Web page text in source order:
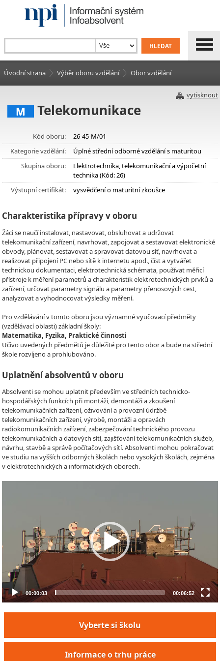
Úvodní strana Výběr oboru vzdělání Obor vzdělání
vytisknout
M Telekomunikace
Kód oboru:
26-45-M/01
Kategorie vzdělání:
Úplné střední odborné vzdělání s maturitou
Skupina oboru:
Elektrotechnika, telekomunikační a výpočetní
technika (Kód: 26)
Výstupní certifikát:
vysvědčení o maturitní zkoušce
Charakteristika přípravy v oboru
Žáci se naučí instalovat, nastavovat, obsluhovat a udržovat
telekomunikační zařízení, navrhovat, zapojovat a sestavovat elektronické
obvody, plánovat, sestavovat a spravovat datovou síť, navrhovat a
realizovat připojení PC nebo sítě k internetu apod., číst a vytvářet
technickou dokumentaci, elektrotechnická schémata, používat měřicí
přístroje k měření parametrů a charakteristik elektrotechnických prvků a
zařízení, určovat parametry signálu a parametry přenosových cest,
analyzovat a vyhodnocovat výsledky měření.
Pro vzdělávání v tomto oboru jsou významné vyučovací předměty
(vzdělávací oblasti) základní školy:
Matematika, Fyzika, Praktické činnosti
Učivo uvedených předmětů je důležité pro tento obor a bude na střední
škole rozvíjeno a prohlubováno.
Uplatnění absolventů v oboru
Absolventi se mohou uplatnit především ve středních technicko-
hospodářských funkcích při montáži, demontáži a zkoušení
telekomunikačních zařízení, oživování a provozní údržbě
telekomunikačních zařízení, výrobě, montáži a opravách
radiokomunikačních zařízení, zabezpečování technického provozu
telekomunikačních a datových sítí, zajišťování telekomunikačních služeb,
návrhu, stavbě a správě počítačových sítí. Absolventi mohou pokračovat
ve studiu na vyšších odborných školách nebo vysokých školách, zejména
v elektrotechnických a informatických oborech.
00:00:03 00:06:52
Vyberte si školu
Informace o trhu práce